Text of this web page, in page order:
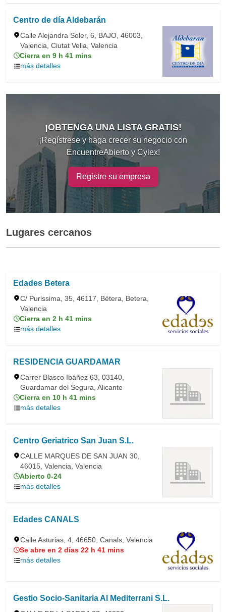
Centro de día Aldebarán
Calle Alejandra Soler, 6, BAJO, 46003,
Valencia, Ciutat Vella, Valencia
Cierra en 9 h 41 mins
más detalles
¡OBTENGA UNA LISTA GRATIS!
¡Regístrese y haga crecer su negocio con
EncuentreAbierto y Cylex!
Registre su empresa
Lugares cercanos
Edades Betera
C/ Purissima, 35, 46117, Bétera, Betera,
Valencia
Cierra en 2 h 41 mins
más detalles
RESIDENCIA GUARDAMAR
Carrer Blasco Ibáñez 63, 03140,
Guardamar del Segura, Alicante
Cierra en 10 h 41 mins
más detalles
Centro Geriatrico San Juan S.L.
CALLE MARQUES DE SAN JUAN 30,
46015, Valencia, Valencia
Abierto 0-24
más detalles
Edades CANALS
Calle Asturias, 4, 46650, Canals, Valencia
Se abre en 2 días 22 h 41 mins
más detalles
Gestio Socio-Sanitaria Al Mediterrani S.L.